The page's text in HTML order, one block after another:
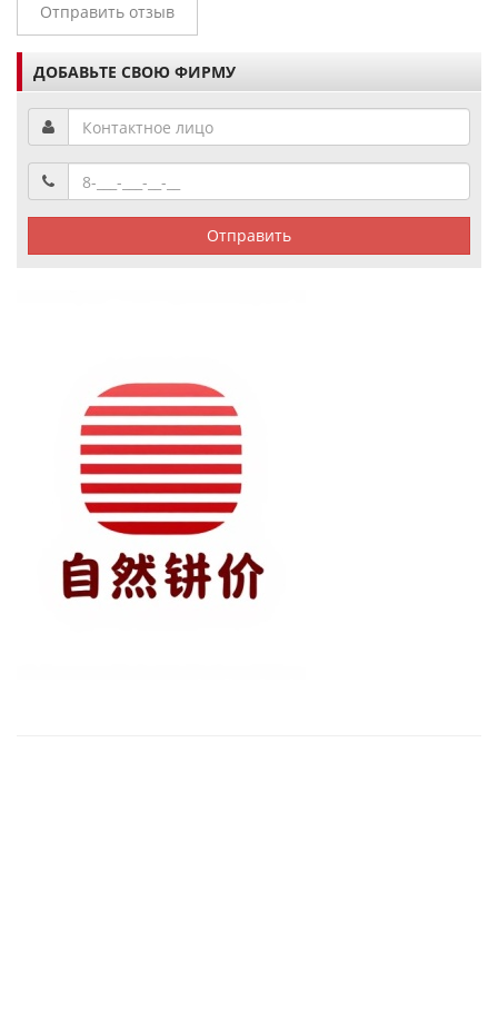
Отправить отзыв
ДОБАВЬТЕ СВОЮ ФИРМУ
Отправить